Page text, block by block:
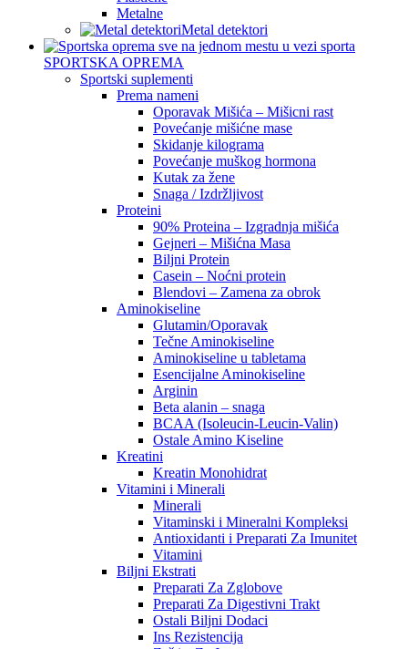
Metalne
Metal detektori
SPORTSKA OPREMA
Sportski suplementi
Prema nameni
Oporavak Mišića – Mišicni rast
Povećanje mišićne mase
Skidanje kilograma
Povećanje muškog hormona
Kutak za žene
Snaga / Izdržljivost
Proteini
90% Proteina – Izgradnja mišića
Gejneri – Mišićna Masa
Biljni Protein
Casein – Noćni protein
Blendovi – Zamena za obrok
Aminokiseline
Glutamin/Oporavak
Tečne Aminokiseline
Aminokiseline u tabletama
Esencijalne Aminokiseline
Arginin
Beta alanin – snaga
BCAA (Isoleucin-Leucin-Valin)
Ostale Amino Kiseline
Kreatini
Kreatin Monohidrat
Vitamini i Minerali
Minerali
Vitaminski i Mineralni Kompleksi
Antioxidanti i Preparati Za Imunitet
Vitamini
Biljni Ekstrati
Preparati Za Zglobove
Preparati Za Digestivni Trakt
Ostali Biljni Dodaci
Ins Rezistencija